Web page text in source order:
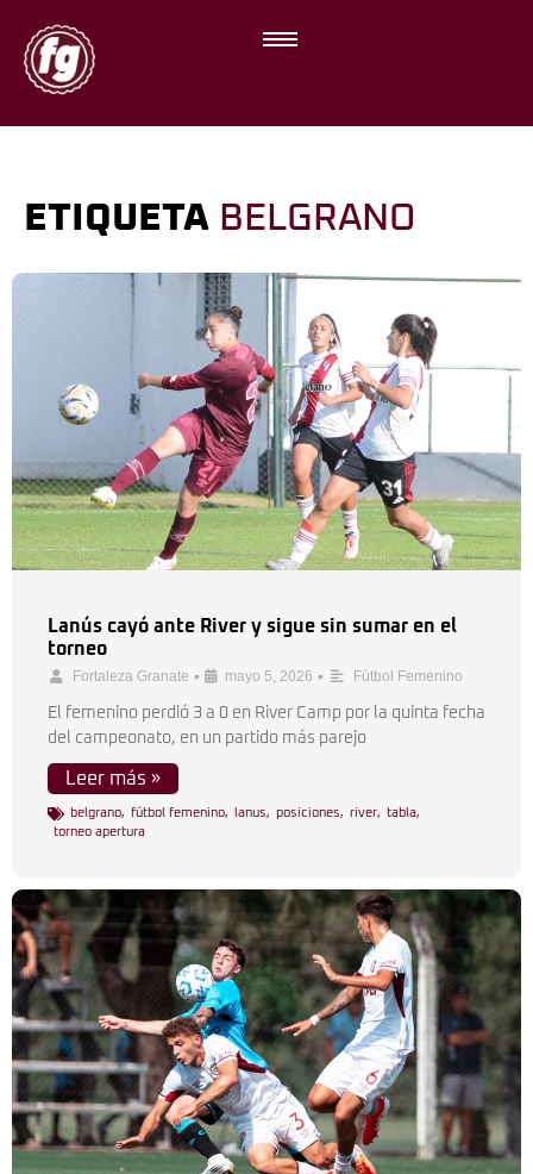
ETIQUETA BELGRANO
Lanús cayó ante River y sigue sin sumar en el
torneo
Fortaleza Granate • mayo 5, 2026 • Fútbol Femenino
El femenino perdió 3 a 0 en River Camp por la quinta fecha
del campeonato, en un partido más parejo
Leer más »
belgrano, fútbol femenino, lanus, posiciones, river, tabla,
torneo apertura